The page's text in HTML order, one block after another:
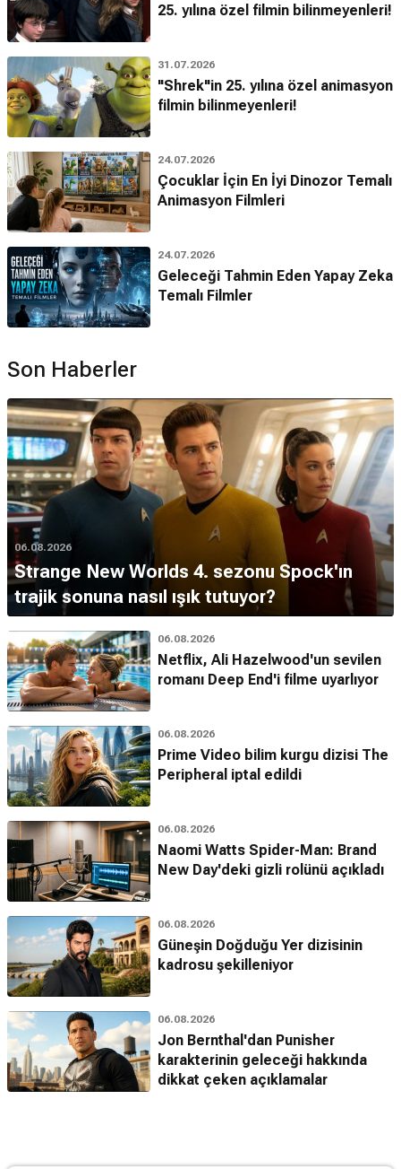
25. yılına özel filmin bilinmeyenleri!
31.07.2026
"Shrek"in 25. yılına özel animasyon
filmin bilinmeyenleri!
24.07.2026
Çocuklar İçin En İyi Dinozor Temalı
Animasyon Filmleri
24.07.2026
Geleceği Tahmin Eden Yapay Zeka
Temalı Filmler
Son Haberler
06.08.2026
Strange New Worlds 4. sezonu Spock'ın
trajik sonuna nasıl ışık tutuyor?
06.08.2026
Netflix, Ali Hazelwood'un sevilen
romanı Deep End'i filme uyarlıyor
06.08.2026
Prime Video bilim kurgu dizisi The
Peripheral iptal edildi
06.08.2026
Naomi Watts Spider-Man: Brand
New Day'deki gizli rolünü açıkladı
06.08.2026
Güneşin Doğduğu Yer dizisinin
kadrosu şekilleniyor
06.08.2026
Jon Bernthal'dan Punisher
karakterinin geleceği hakkında
dikkat çeken açıklamalar